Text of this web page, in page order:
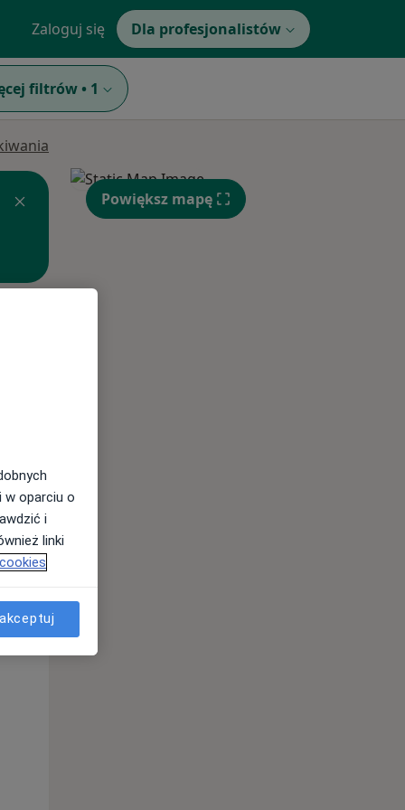
Zaloguj się Dla profesjonalistów
filtrów • 1
Wt,
11 Sie
Powiększ mapę
w oparciu o
i
linki